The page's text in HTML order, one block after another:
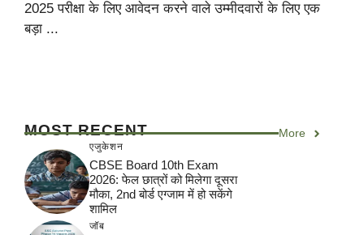
2025 परीक्षा के लिए आवेदन करने वाले उम्मीदवारों के लिए एक
बड़ा ...
MOST RECENT More
एजुकेशन
CBSE Board 10th Exam
2026: फेल छात्रों को मिलेगा दूसरा
मौका, 2nd बोर्ड एग्जाम में हो सकेंगे
शामिल
जॉब